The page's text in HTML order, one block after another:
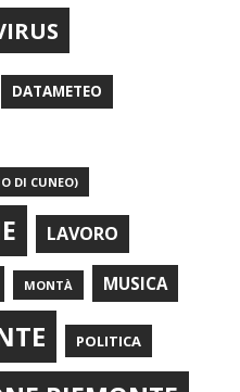
DATAMETEO
DI CUNEO)
LAVORO
MONTÀ MUSICA
POLITICA